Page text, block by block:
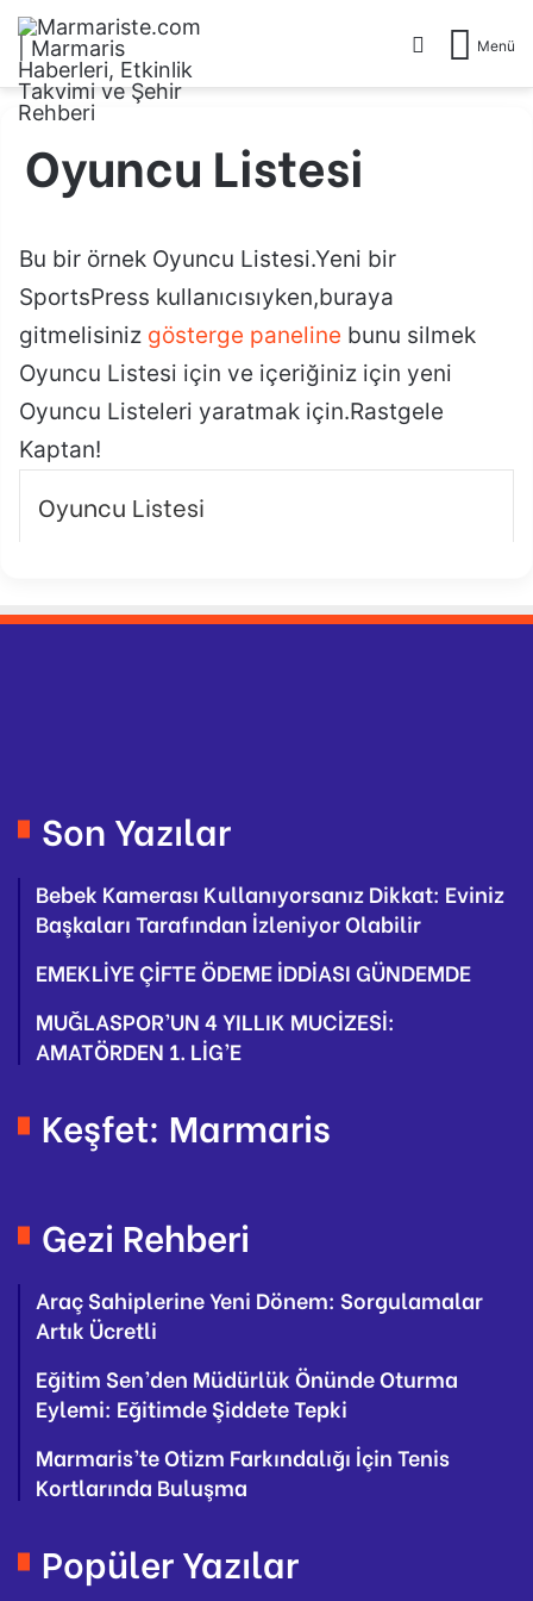
Menü
Arama yap
Oyuncu Listesi
Bu bir örnek Oyuncu Listesi.Yeni bir
SportsPress kullanıcısıyken,buraya
gitmelisiniz gösterge paneline bunu silmek
Oyuncu Listesi için ve içeriğiniz için yeni
Oyuncu Listeleri yaratmak için.Rastgele
Kaptan!
Oyuncu Listesi
Son Yazılar
Bebek Kamerası Kullanıyorsanız Dikkat: Eviniz
Başkaları Tarafından İzleniyor Olabilir
EMEKLİYE ÇİFTE ÖDEME İDDİASI GÜNDEMDE
MUĞLASPOR’UN 4 YILLIK MUCİZESİ:
AMATÖRDEN 1. LİG’E
Keşfet: Marmaris
Gezi Rehberi
Araç Sahiplerine Yeni Dönem: Sorgulamalar
Artık Ücretli
Eğitim Sen’den Müdürlük Önünde Oturma
Eylemi: Eğitimde Şiddete Tepki
Marmaris’te Otizm Farkındalığı İçin Tenis
Kortlarında Buluşma
Popüler Yazılar